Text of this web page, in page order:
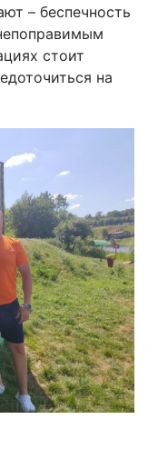
– беспечность
стоит
на